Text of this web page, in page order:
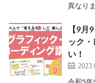
異なり
【9
ック
い！